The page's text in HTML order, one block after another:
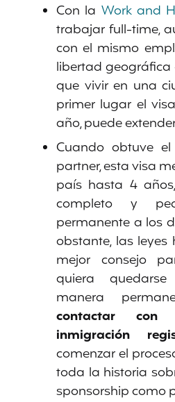
Con la Work and
trabajar full-time,
con el mismo
libertad
que vivir en una
primer lugar el
año, puede
Cuando obtuve
partner, esta visa
país hasta 4
completo y
permanente a los
obstante, las
mejor consejo
quiera
manera
contactar
inmigración
comenzar el
toda la historia
sponsorship como